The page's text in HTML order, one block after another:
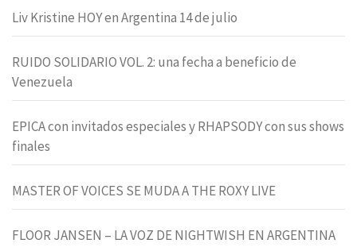
Liv Kristine HOY en Argentina 14 de julio
RUIDO SOLIDARIO VOL. 2: una fecha a beneficio de
Venezuela
EPICA con invitados especiales y RHAPSODY con sus shows
finales
MASTER OF VOICES SE MUDA A THE ROXY LIVE
FLOOR JANSEN – LA VOZ DE NIGHTWISH EN ARGENTINA